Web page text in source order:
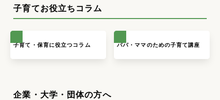
子育てお役立ちコラム
子育て・保育に役立つコラム パパ・ママのための子育て講座
企業・大学・団体の方へ